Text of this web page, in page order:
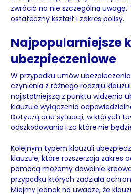
zwrócić na nie szczególną uwagę.
ostateczny kształt i zakres polisy.
Najpopularniejsze
ubezpieczeniowe
W przypadku umów
czynienia z różnego rodzaju
najistotniejszą z punktu widzenia
klauzule wyłączenia
Dotyczą one sytuacji, w których
odszkodowania i za które nie
Kolejnym typem klauzuli
klauzule, które rozszerzają zakres
pomocą możemy dowolnie
przypadku których zadziała
Miejmy jednak na uwadze, że